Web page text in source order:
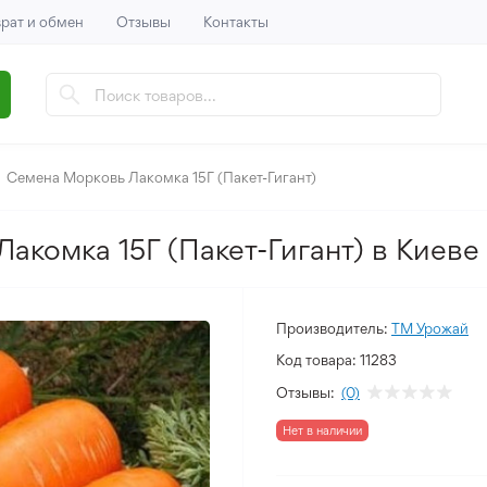
и обмен Отзывы Контакты
Семена Морковь Лакомка 15Г (Пакет-Гигант)
15Г (Пакет-Гигант) в Киеве
Производитель: ТМ Урожай
Код товара: 11283
Отзывы: (0)
Нет в наличии